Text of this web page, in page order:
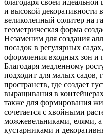
и высокой декоративности
великолепный солитер на
геометрическая форма
Незаменим для создания
посадок в регулярных
оформления входных зон и
Благодаря медленному
подходит для малых садов,
пространств, где создает
выращивания в
также для формирования
сочетается с хвойными
можжевельниками, елями,
кустарниками и